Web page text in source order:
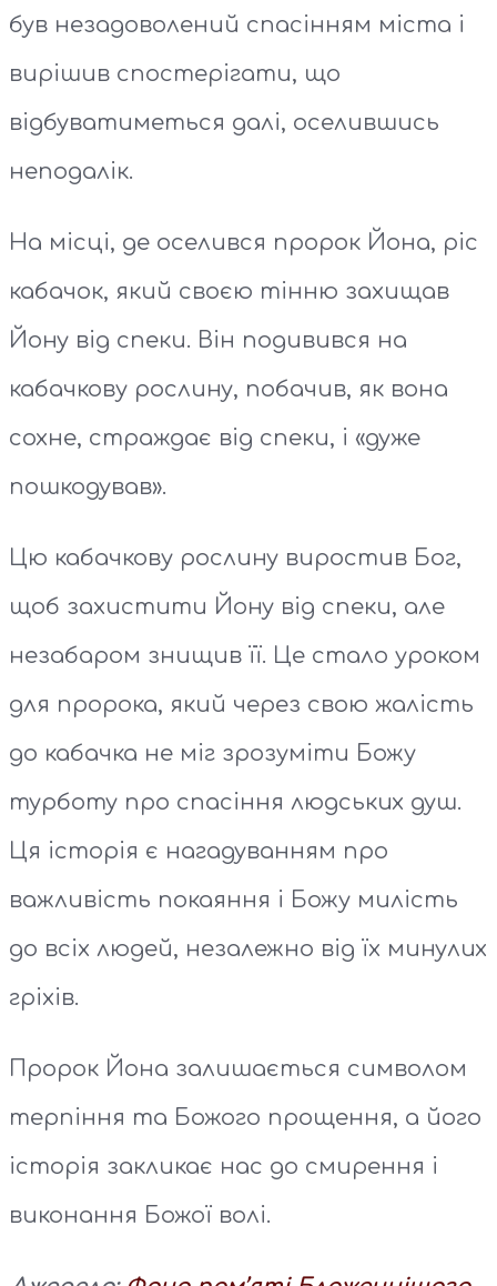
був незадоволений спасінням міста і
вирішив спостерігати, що
відбуватиметься далі, оселившись
неподалік.
На місці, де оселився пророк Йона, ріс
кабачок, який своєю тінню захищав
Йону від спеки. Він подивився на
кабачкову рослину, побачив, як вона
сохне, страждає від спеки, і «дуже
пошкодував».
Цю кабачкову рослину виростив Бог,
щоб захистити Йону від спеки, але
незабаром знищив її. Це стало уроком
для пророка, який через свою жалість
до кабачка не міг зрозуміти Божу
турботу про спасіння людських душ.
Ця історія є нагадуванням про
важливість покаяння і Божу милість
до всіх людей, незалежно від їх минулих
гріхів.
Пророк Йона залишається символом
терпіння та Божого прощення, а його
історія закликає нас до смирення і
виконання Божої волі.